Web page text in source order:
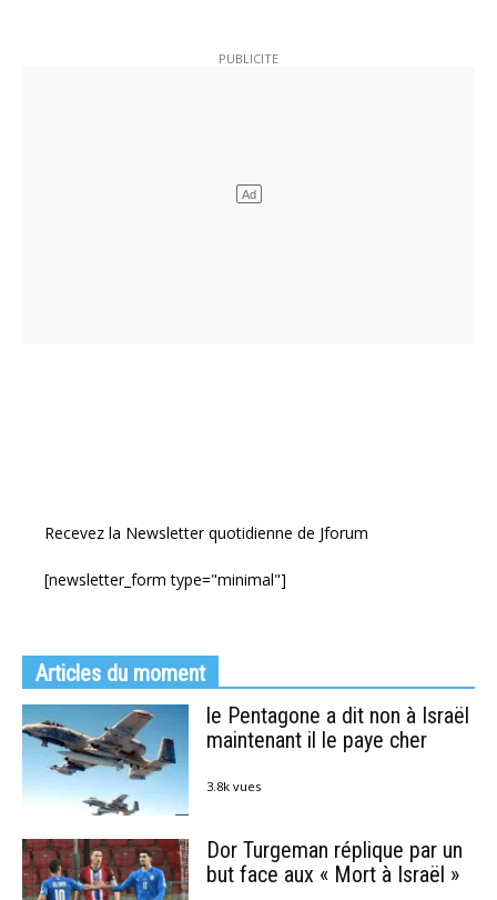
Recevez la Newsletter quotidienne de Jforum
[newsletter_form type="minimal"]
Articles du moment
le Pentagone a dit non à Israël
maintenant il le paye cher
3.8k vues
Dor Turgeman réplique par un
but face aux « Mort à Israël »